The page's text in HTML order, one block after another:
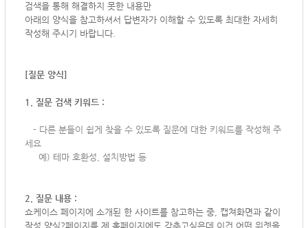
검색을 통해 해결하지 못한 내용만
아래의 양식을 참고하셔서 답변자가 이해할 수 있도록 최대한 자세히
작성해 주시기 바랍니다.
[질문 양식]
1. 질문 검색 키워드 :
- 다른 분들이 쉽게 찾을 수 있도록 질문에 대한 키워드를 작성해 주
세요
예) 테마 호환성, 설치방법 등
2. 질문 내용 :
쇼케이스 페이지에 소개된 한 사이트를 참고하는 중, 캡쳐화면과 같이
작성 양식?페이지를 제 홈페이지에도 갖추고싶은데 이건 어떤 위젯을